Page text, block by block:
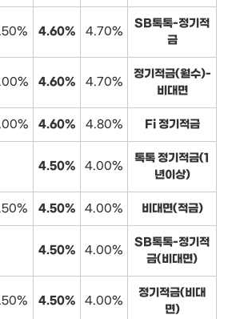
4.60% 4.70%
SB톡톡-정기적
금
4.60% 4.70%
정기적금(월수)-
비대면
4.60% 4.80% Fi 정기적금
4.50% 4.00%
톡톡 정기적금(1
년이상)
4.50% 4.00% 비대면(적금)
4.50% 4.00%
SB톡톡-정기적
금(비대면)
4.50% 4.00%
정기적금(비대
면)